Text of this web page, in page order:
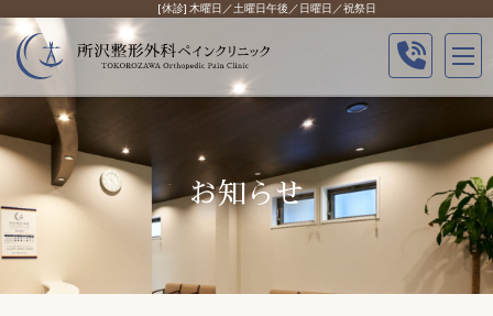
to
content
[休診] 木曜日／土曜日午後／日曜日／祝祭日
お知らせ